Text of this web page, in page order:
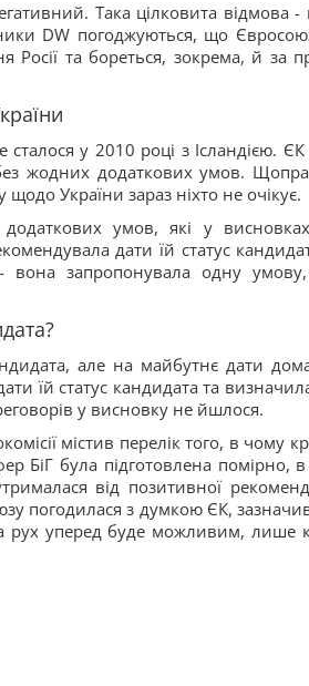
Така цілковита відмова -
DW погоджуються, що
Росії та бореться, зокрема, й за
у 2010 році з Ісландією. ЄК
жодних додаткових умов.
щодо України зараз ніхто не очікує.
умов, які у
дати їй статус
- вона запропонувала одну
але на майбутнє дати
їй статус кандидата та
у висновку не йшлося.
містив перелік того, в чому
БіГ була підготовлена помірно, в
від позитивної
погодилася з думкою ЄК,
а рух уперед буде можливим, лише